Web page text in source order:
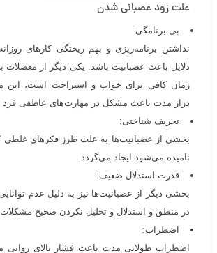
علت زود عصبانی شدن
بی برنامگی:
نداشتن برنامه‌ریزی و بهم ریختگی کار‌های
دلایل باعث عصبانیت باشد. یکی دیگر از معضلات
زمان کافی برای خواب و استراحت است، این
دراز مدت باعث مشکل در مهارت‌های عاطفی
تحریف شناختی:
بخشی از عصبانیت‌ها به علت طرز فکر‌های غلطی
نامیده می‌شود ایجاد می‌گردد‌.
قدرت استدلال ضعیف:
بخشی دیگر از عصبانیت‌ها نیز به دلیل عدم
در منطق و استدلال و تحلیل نکردن صحیح
اضطراب:
اضطراب طولانی مدت باعث فشار بالای روانی